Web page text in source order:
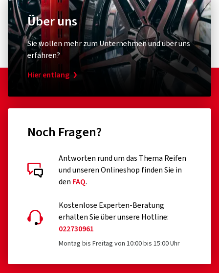
Über uns
Sie wollen mehr zum Unternehmen und über uns
erfahren?
Hier entlang
Noch Fragen?
Antworten rund um das Thema Reifen
und unseren Onlineshop finden Sie in
den FAQ.
Kostenlose Experten-Beratung
erhalten Sie über unsere Hotline:
022730961
Montag bis Freitag von 10:00 bis 15:00 Uhr